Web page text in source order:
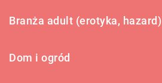
Branża adult (erotyka, hazard)
Dom i ogród